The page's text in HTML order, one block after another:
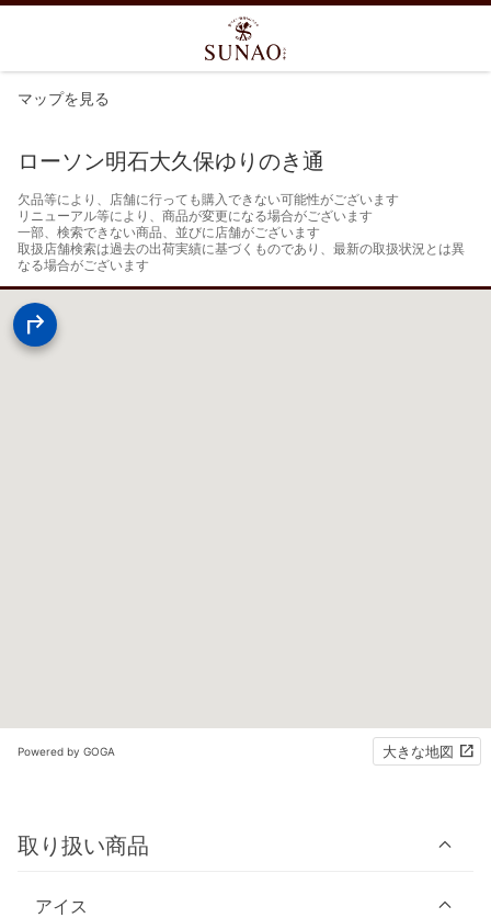
マップを見る
ローソン明石大久保ゆりのき通
欠品等により、店舗に行っても購入できない可能性がございます
リニューアル等により、商品が変更になる場合がございます
一部、検索できない商品、並びに店舗がございます
取扱店舗検索は過去の出荷実績に基づくものであり、最新の取扱状況とは異
なる場合がございます
Powered by GOGA 大きな地図
取り扱い商品
アイス